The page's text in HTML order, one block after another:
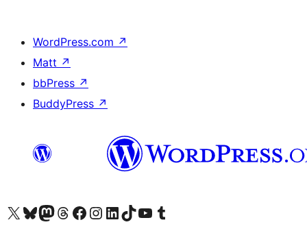
WordPress.com ↗
Matt ↗
bbPress ↗
BuddyPress ↗
Visit our X (formerly Twitter) account
Visit our Bluesky account
Завітайте до нашої стрічки в Mastodon
Visit our Threads account
Завітайте на нашу сторінку в Facebook
Visit our Instagram account
Visit our LinkedIn account
Visit our TikTok account
Visit our YouTube channel
Visit our Tumblr account